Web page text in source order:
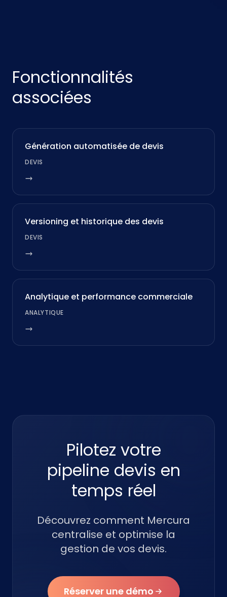
Fonctionnalités
associées
Génération automatisée de devis
DEVIS
Versioning et historique des devis
DEVIS
Analytique et performance commerciale
ANALYTIQUE
Pilotez votre
pipeline devis en
temps réel
Découvrez comment Mercura
centralise et optimise la
gestion de vos devis.
Réserver une démo